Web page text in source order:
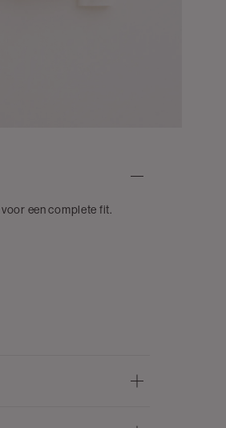
voor een complete fit.